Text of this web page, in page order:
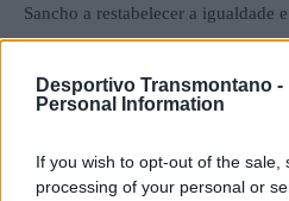
Desportivo Transmontano -
Personal Information
If you wish to opt-out of the
processing of your personal or
Sancho a restabelecer a igualdade
resultado.
Quando o empate parecia ganhar
explodir de alegria os adeptos